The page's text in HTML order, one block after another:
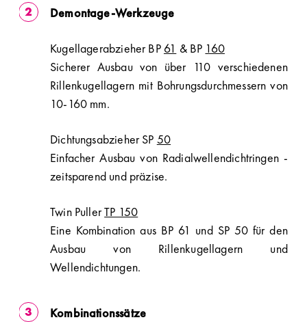
Demontage-Werkzeuge
Kugellagerabzieher BP 61 & BP 160
Sicherer Ausbau von über 110 verschiedenen
Rillenkugellagern mit Bohrungsdurchmessern von
10-160 mm.
Dichtungsabzieher SP 50
Einfacher Ausbau von Radialwellendichtringen -
zeitsparend und präzise.
Twin PullerTP 150
Eine Kombination aus BP 61 und SP 50 für den
Ausbau von Rillenkugellagern und
Wellendichtungen.
Kombinationssätze